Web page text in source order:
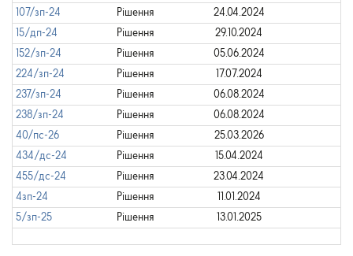
107/зп-24
Рішення
24.04.2024
15/дп-24
Рішення
29.10.2024
152/зп-24
Рішення
05.06.2024
224/зп-24
Рішення
17.07.2024
237/зп-24
Рішення
06.08.2024
238/зп-24
Рішення
06.08.2024
40/пс-26
Рішення
25.03.2026
434/дс-24
Рішення
15.04.2024
455/дс-24
Рішення
23.04.2024
4зп-24
Рішення
11.01.2024
5/зп-25
Рішення 13.01.2025